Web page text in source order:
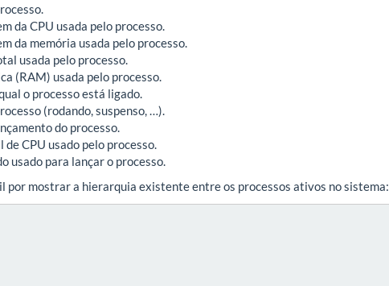
da CPU usada pelo processo.
da memória usada pelo processo.
usada pelo processo.
(RAM) usada pelo processo.
o processo está ligado.
(rodando, suspenso, …).
do processo.
CPU usado pelo processo.
usado para lançar o processo.
por mostrar a hierarquia existente entre os processos ativos no sistema: